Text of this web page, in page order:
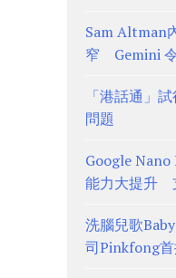
Sam Altman
窄 Gemini
「港話通」
問題
Google Nano
能力大提升
洗腦兒歌
司Pinkfong